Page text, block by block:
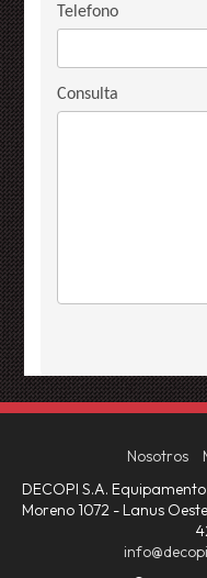
Telefono
Consulta
Nosotros
DECOPI S.A.
Moreno 1072 - Lanus